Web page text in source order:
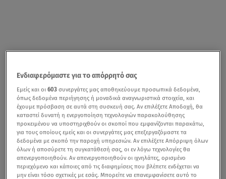
Ενδιαφερόμαστε για το απόρρητό σας
Εμείς και οι603 συνεργάτες μας αποθηκεύουμε προσωπικά δεδομένα,
όπως δεδομένα περιήγησης ή μοναδικά αναγνωριστικά στοιχεία, και
έχουμε πρόσβαση σε αυτά στη συσκευή σας. Αν επιλέξετε Αποδοχή, θα
καταστεί δυνατή η ενεργοποίηση τεχνολογιών παρακολούθησης
προκειμένου να υποστηριχθούν οι σκοποί που εμφανίζονται παρακάτω,
για τους οποίους εμείς και οι συνεργάτες μας επεξεργαζόμαστε τα
δεδομένα με σκοπό την παροχή υπηρεσιών. Αν επιλέξετε Απόρριψη όλων
όλων ή αποσύρετε τη συγκατάθεσή σας, οι εν λόγω τεχνολογίες θα
απενεργοποιηθούν. Αν απενεργοποιηθούν οι ιχνηλάτες, ορισμένο
περιεχόμενο και κάποιες από τις διαφημίσεις που βλέπετε ενδέχεται να
μην είναι τόσο σχετικές με εσάς. Μπορείτε να επανεμφανίσετε αυτό το